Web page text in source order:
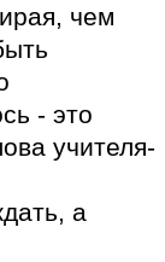
чем
- это
учителя-
а